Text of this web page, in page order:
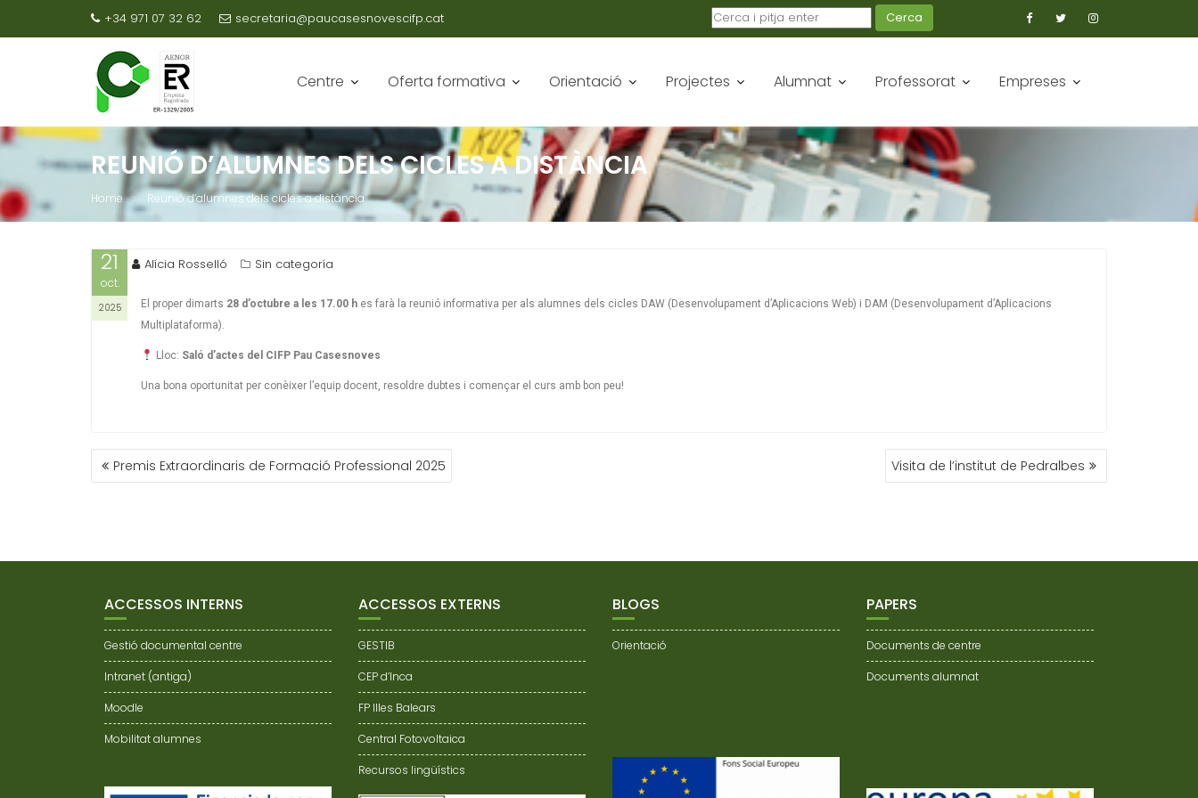
+34 971 07 32 62 secretaria@paucasesnovescifp.cat Cerca
Centre Oferta formativa Orientació Projectes Alumnat Professorat Empreses
REUNIÓ D’ALUMNES DELS CICLES A DISTÀNCIA
Home Reunió d’alumnes dels cicles a distància
21
oct.
2025
Alícia Rosselló Sin categoría
El proper dimarts 28 d’octubre a les 17.00 h es farà la reunió informativa per als alumnes dels cicles DAW (Desenvolupament d’Aplicacions Web) i DAM (Desenvolupament d’Aplicacions
Multiplataforma).
Lloc: Saló d’actes del CIFP Pau Casesnoves
Una bona oportunitat per conèixer l’equip docent, resoldre dubtes i començar el curs amb bon peu!
Premis Extraordinaris de Formació Professional 2025 Visita de l’institut de Pedralbes
ACCESSOS INTERNS
Gestió documental centre
Intranet (antiga)
Moodle
Mobilitat alumnes
ACCESSOS EXTERNS
GESTIB
CEP d’Inca
FP Illes Balears
Central Fotovoltaica
Recursos lingüístics
BLOGS
Orientació
PAPERS
Documents de centre
Documents alumnat